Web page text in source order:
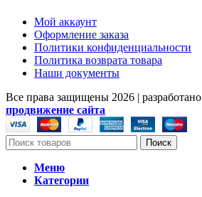
Мой аккаунт
Оформление заказа
Политики конфиденциальности
Политика возврата товара
Наши документы
Все права защищены 2026 | разработано
продвижение сайта
Поиск
Меню
Категории